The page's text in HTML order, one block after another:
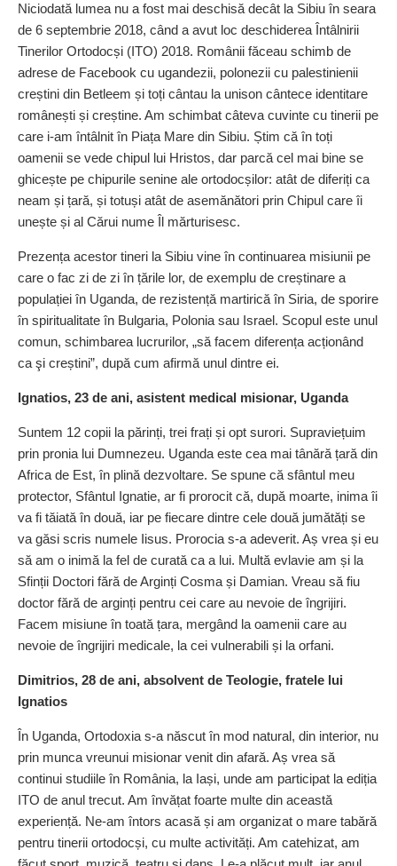
Niciodată lumea nu a fost mai deschisă decât la Sibiu în seara
de 6 septembrie 2018, când a avut loc deschiderea Întâlnirii
Tinerilor Ortodocși (ITO) 2018. Românii făceau schimb de
adrese de Facebook cu ugandezii, polonezii cu palestinienii
creștini din Betleem și toți cântau la unison cântece identitare
românești și creștine. Am schimbat câteva cuvinte cu tinerii pe
care i-am întâlnit în Piața Mare din Sibiu. Știm că în toți
oamenii se vede chipul lui Hristos, dar parcă cel mai bine se
ghicește pe chipurile senine ale ortodocșilor: atât de diferiți ca
neam și țară, și totuși atât de asemănători prin Chipul care îi
unește și al Cărui nume Îl mărturisesc.
Prezența acestor tineri la Sibiu vine în continuarea misiunii pe
care o fac zi de zi în țările lor, de exemplu de creștinare a
populației în Uganda, de rezistență martirică în Siria, de sporire
în spiritualitate în Bulgaria, Polonia sau Israel. Scopul este unul
comun, schimbarea lucrurilor, „să facem diferența acționând
ca şi creștini”, după cum afirmă unul dintre ei.
Ignatios, 23 de ani, asistent medical misionar, Uganda
Suntem 12 copii la părinți, trei frați și opt surori. Supraviețuim
prin pronia lui Dumnezeu. Uganda este cea mai tânără țară din
Africa de Est, în plină dezvoltare. Se spune că sfântul meu
protector, Sfântul Ignatie, ar fi prorocit că, după moarte, inima îi
va fi tăiată în două, iar pe fiecare dintre cele două jumătăți se
va găsi scris numele Iisus. Prorocia s-a adeverit. Aș vrea și eu
să am o inimă la fel de curată ca a lui. Multă evlavie am și la
Sfinții Doctori fără de Arginți Cosma și Damian. Vreau să fiu
doctor fără de arginți pentru cei care au nevoie de îngrijiri.
Facem misiune în toată țara, mergând la oamenii care au
nevoie de îngrijiri medicale, la cei vulnerabili și la orfani.
Dimitrios, 28 de ani, absolvent de Teologie, fratele lui
Ignatios
În Uganda, Ortodoxia s-a născut în mod natural, din interior, nu
prin munca vreunui misionar venit din afară. Aș vrea să
continui studiile în România, la Iași, unde am participat la ediția
ITO de anul trecut. Am învățat foarte multe din această
experiență. Ne-am întors acasă și am organizat o mare tabără
pentru tinerii ortodocși, cu multe activități. Am catehizat, am